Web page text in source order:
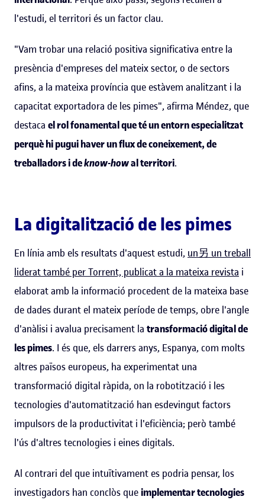
l'estudi, el territori és un factor clau.
"Vam trobar una relació positiva significativa entre la
presència d'empreses del mateix sector, o de sectors
afins, a la mateixa província que estàvem analitzant i la
capacitat exportadora de les pimes", afirma Méndez, que
destaca el rol fonamental que té un entorn especialitzat
perquè hi pugui haver un flux de coneixement, de
treballadors i deknow-howal territori.
La digitalització de les pimes
En línia amb els resultats d'aquest estudi, un另 un treball
liderat també per Torrent, publicat a la mateixa revista i
elaborat amb la informació procedent de la mateixa base
de dades durant el mateix període de temps, obre l'angle
d'anàlisi i avalua precisament la transformació digital de
les pimes. I és que, els darrers anys, Espanya, com molts
altres països europeus, ha experimentat una
transformació digital ràpida, on la robotització i les
tecnologies d'automatització han esdevingut factors
impulsors de la productivitat i l'eficiència; però també
l'ús d'altres tecnologies i eines digitals.
Al contrari del que intuïtivament es podria pensar, los
investigadors han conclòs queimplementar tecnologies